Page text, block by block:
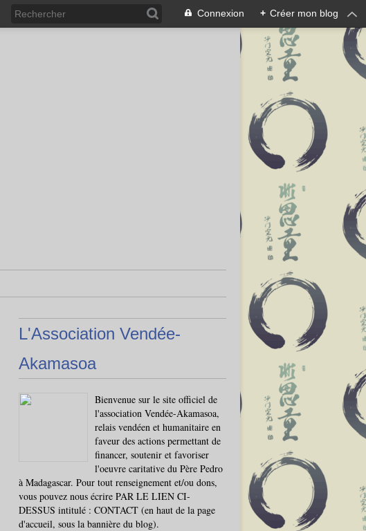
Connexion + Créer mon blog
L'Association Vendée-
Akamasoa
Bienvenue sur le site officiel de
l'association Vendée-Akamasoa,
relais vendéen et humanitaire en
faveur des actions permettant de
financer, soutenir et favoriser
l'oeuvre caritative du Père Pedro
à Madagascar. Pour tout renseignement et/ou dons,
vous pouvez nous écrire PAR LE LIEN CI-
DESSUS intitulé : CONTACT (en haut de la page
d'accueil, sous la bannière du blog).